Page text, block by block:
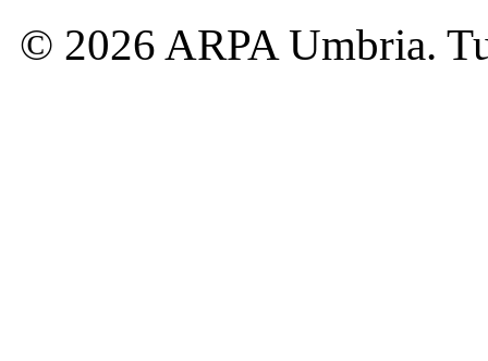
© 2026 ARPA Umbria.